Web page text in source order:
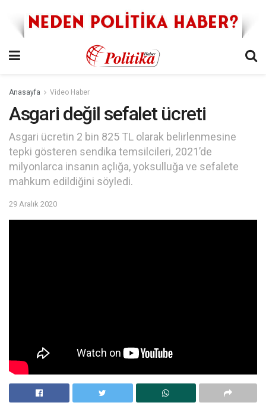
Anasayfa Video Haber
Asgari değil sefalet ücreti
Asgari ücretin 2 bin 825 TL olarak belirlenmesine
tepki gösteren sendika temsilcileri, 2021’de
milyonlarca insanın açlığa, yoksulluğa ve sefalete
mahkum edildiğini söyledi.
29 Aralık 2020